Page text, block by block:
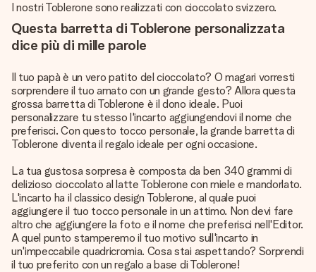
I nostri Toblerone sono realizzati con cioccolato svizzero.
Questa barretta di Toblerone personalizzata
dice più di mille parole
Il tuo papà è un vero patito del cioccolato? O magari vorresti
sorprendere il tuo amato con un grande gesto? Allora questa
grossa barretta di Toblerone è il dono ideale. Puoi
personalizzare tu stesso l'incarto aggiungendovi il nome che
preferisci. Con questo tocco personale, la grande barretta di
Toblerone diventa il regalo ideale per ogni occasione.
La tua gustosa sorpresa è composta da ben 340 grammi di
delizioso cioccolato al latte Toblerone con miele e mandorlato.
L'incarto ha il classico design Toblerone, al quale puoi
aggiungere il tuo tocco personale in un attimo. Non devi fare
altro che aggiungere la foto e il nome che preferisci nell'Editor.
A quel punto stamperemo il tuo motivo sull'incarto in
un'impeccabile quadricromia. Cosa stai aspettando? Sorprendi
il tuo preferito con un regalo a base di Toblerone!